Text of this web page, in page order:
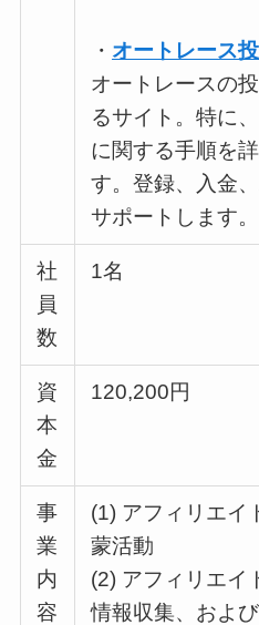
・ オートレース
オートレースの
るサイト。特に
に関する手順を
す。登録、入金
サポートします。
社
員
数
1名
資
本
金
120,200円
事
業
内
容
(1) アフィリエイ
蒙活動
(2) アフィリエイ
情報収集、およ